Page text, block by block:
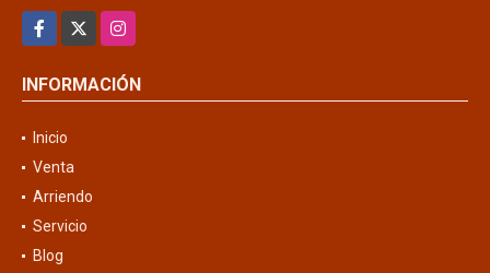
Facebook
Instagram
INFORMACIÓN
Inicio
Venta
Arriendo
Servicio
Blog